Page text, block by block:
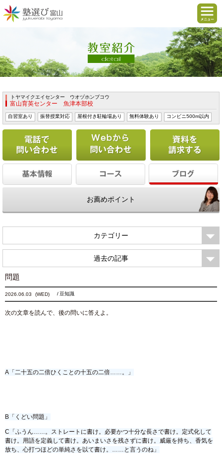
トヤマイクエイセンター ウオヅホンブコウ
富山育英センター 魚津本部校
自習室あり 振替授業対応 屋根付き駐輪場あり 無料体験あり コンビニ500m以内
電話で問い合わせる Webから問い合わせ
お薦めポイント
カテゴリー
過去の記事
問題
2026.06.03 (WED) 豆知識
次の文章を読んで、後の問いに答えよ。
A「二十五の二倍ひくことの十五の二倍……。」
B「くどい問題」
C「ふうん……。ストレートに書け。必要かつ十分な長さで書け。定式化して
書け。用語を定義して書け。あいまいさを残さずに書け。威厳を持ち、香気を
放ち、心打つほどの単純さを以て書け。……と言うのね」